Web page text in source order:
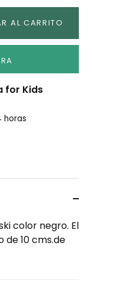
AL CARRITO
for Kids
horas
color negro. El
10 cms.de